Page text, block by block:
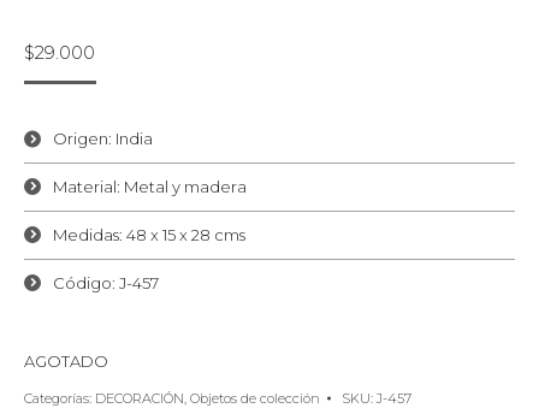
$29.000
Origen: India
Material: Metal y madera
Medidas: 48 x 15 x 28 cms
Código: J-457
AGOTADO
Categorías: DECORACIÓN, Objetos de colección SKU: J-457